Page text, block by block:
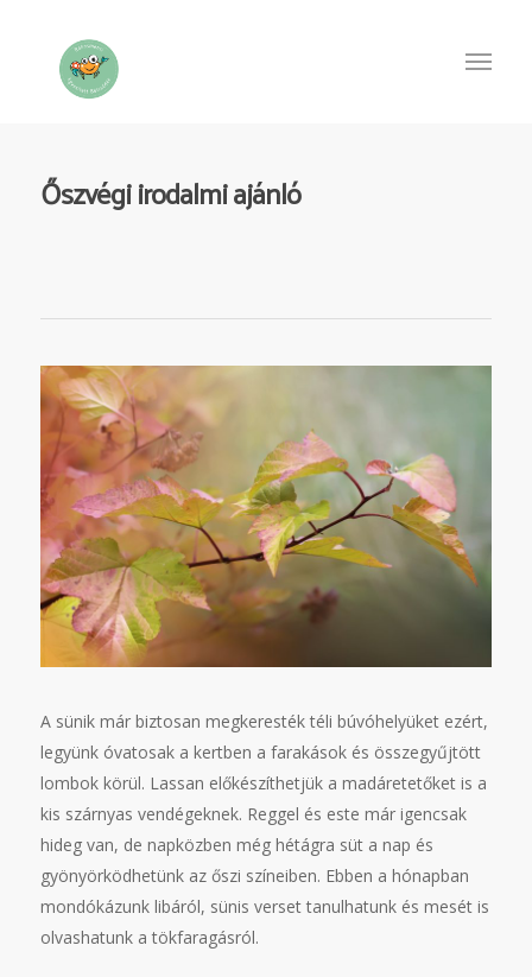
Őszvégi irodalmi ajánló
A sünik már biztosan megkeresték téli búvóhelyüket ezért,
legyünk óvatosak a kertben a farakások és összegyűjtött
lombok körül. Lassan előkészíthetjük a madáretetőket is a
kis szárnyas vendégeknek. Reggel és este már igencsak
hideg van, de napközben még hétágra süt a nap és
gyönyörködhetünk az őszi színeiben. Ebben a hónapban
mondókázunk libáról, sünis verset tanulhatunk és mesét is
olvashatunk a tökfaragásról.